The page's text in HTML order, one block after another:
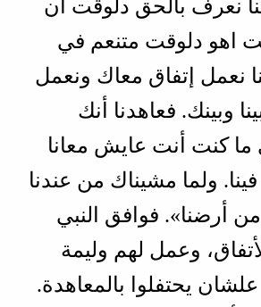
نعرف بالحق دلوقت أن
اهو دلوقت متنعم في
نعمل إتفاق معاك ونعمل
وبينك. فعاهدنا أنك
ما كنت أنت عايش معانا
ولما مشيناك من عندنا
أرضنا». فوافق النبي
وعمل لهم وليمة
يحتفلوا بالمعاهدة.